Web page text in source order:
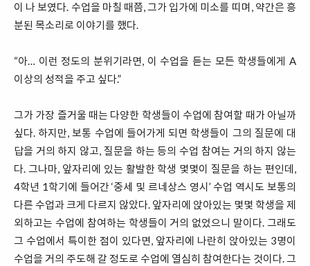
이 나 보였다. 수업을 마칠 때쯤, 그가 입가에 미소를 띠며, 약간은 흥
분된 목소리로 이야기를 했다.
“아… 이런 정도의 분위기라면, 이 수업을 듣는 모든 학생들에게 A
이상의 성적을 주고 싶다.”
그가 가장 즐거울 때는 다양한 학생들이 수업에 참여할 때가 아닐까
싶다. 하지만, 보통 수업에 들어가게 되면 학생들이 그의 질문에 대
답을 거의 하지 않고, 질문을 하는 등의 수업 참여는 거의 하지 않는
다. 그나마, 앞자리에 있는 활발한 학생 몇몇이 질문을 하는 편인데,
4학년 1학기에 들어간 ‘중세 및 르네상스 영시’ 수업 역시도 보통의
다른 수업과 크게 다르지 않았다. 앞자리에 앉아있는 몇몇 학생을 제
외하고는 수업에 참여하는 학생들이 거의 없었으니 말이다. 그래도
그 수업에서 특이한 점이 있다면, 앞자리에 나란히 앉아있는 3명이
수업을 거의 주도해 갈 정도로 수업에 열심히 참여한다는 것이다. 그